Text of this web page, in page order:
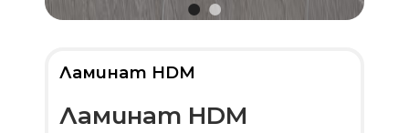
Ламинат HDM
Ламинат HDM